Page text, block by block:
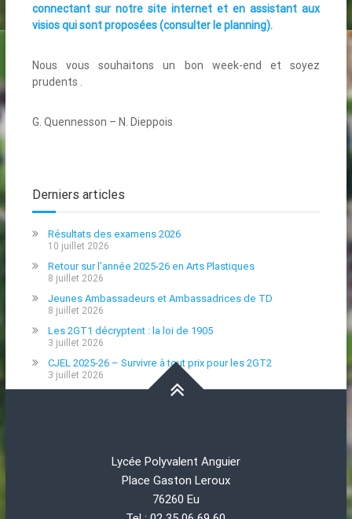
connectant sur notre site internet et en assistant aux
visios qui sont proposées (consulter le planning).
Nous vous souhaitons un bon week-end et soyez
prudents .
G. Quennesson – N. Dieppois
Derniers articles
Résultats des examens 2026
10 juillet 2026
Retour sur l’année 2025-26 en Arts Plastiques
8 juillet 2026
Jeunes Ambassadeurs et Ambassadrices de TD
8 juillet 2026
Les 2GT1 décryptent : la loi de 1905
3 juillet 2026
CJEL 2025-26 – Survivre à tout prix pour les 2GT2
3 juillet 2026
Lycée Polyvalent Anguier
Place Gaston Leroux
76260 Eu